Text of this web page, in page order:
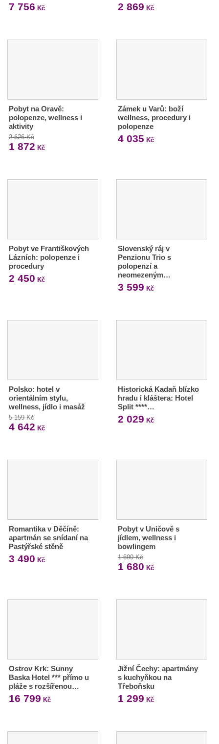
7 756 Kč 2 869 Kč
Pobyt na Oravě:
polopenze, wellness i
aktivity
2 626 Kč
1 872 Kč
Zámek u Varů: boží
wellness, procedury i
polopenze
4 035 Kč
Pobyt ve Františkových
Lázních: polopenze i
procedury
2 450 Kč
Slovenský ráj v
Penzionu Trio s
polopenzí a
neomezeným…
3 599 Kč
Polsko: hotel v
orientálním stylu,
wellness, jídlo i masáž
5 159 Kč
4 642 Kč
Historická Kadaň blízko
hradu i kláštera: Hotel
Split ****…
2 029 Kč
Romantika v Děčíně:
apartmán se snídaní na
Pastýřské stěně
3 490 Kč
Pobyt v Uničově s
jídlem, wellness i
bowlingem
1 690 Kč
1 680 Kč
Ostrov Krk: Sunny
Baska Hotel *** přímo u
pláže s rozšířenou…
16 799 Kč
Jižní Čechy: apartmány
s kuchyňkou na
Třeboňsku
1 299 Kč